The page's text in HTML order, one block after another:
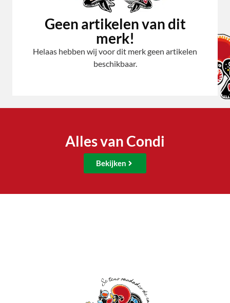
Geen artikelen van dit
merk!
Helaas hebben wij voor dit merk geen artikelen
beschikbaar.
Alles van Condi
Bekijken